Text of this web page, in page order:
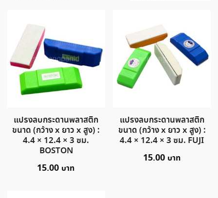
แปรงลบกระดานพลาสติก
ขนาด (กว้าง x ยาว x สูง) :
4.4 × 12.4 × 3 ซม.
BOSTON
15.00
แปรงลบกระดานพลาสติก
ขนาด (กว้าง x ยาว x สูง) :
4.4 × 12.4 × 3 ซม. FUJI
15.00